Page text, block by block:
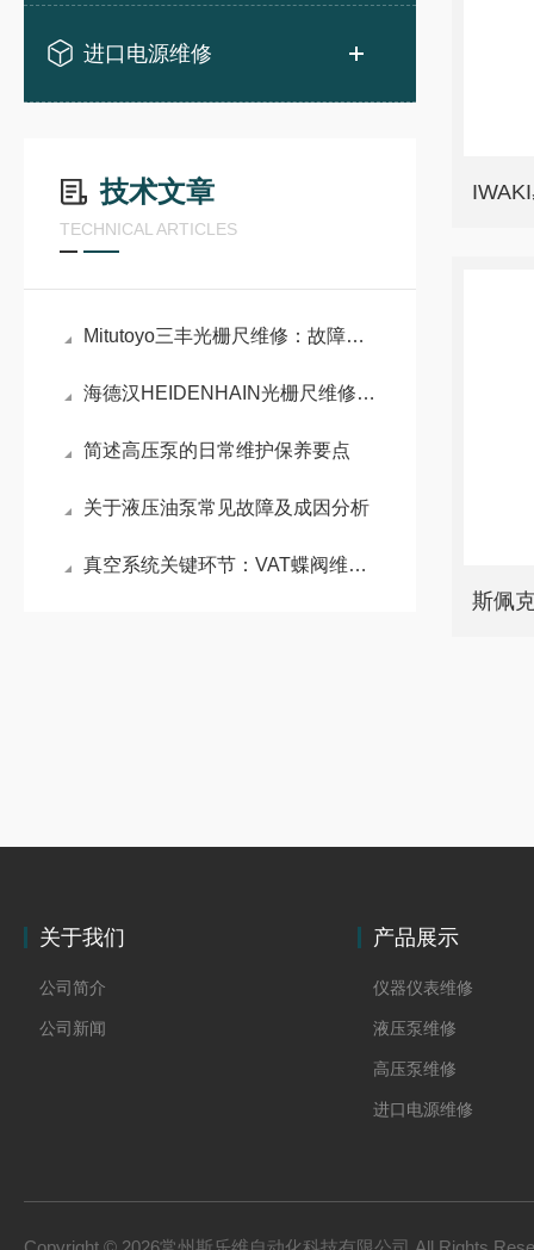
进口电源维修
技术文章
TECHNICAL ARTICLES
Mitutoyo三丰光栅尺维修：故障排查与维护实践
海德汉HEIDENHAIN光栅尺维修：结构与故障分析
简述高压泵的日常维护保养要点
关于液压油泵常见故障及成因分析
真空系统关键环节：VAT蝶阀维修原理与密封性能重构技术
斯佩
关于我们
公司简介
公司新闻
产品展示
仪器仪表维修
液压泵维修
高压泵维修
进口电源维修